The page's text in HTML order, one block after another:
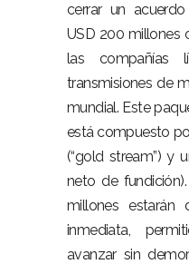
cerrar un
USD 200 millones
las compañías
transmisiones de
mundial. Este
está compuesto
(“gold stream”) y
neto de
millones estarán
inmediata,
avanzar sin